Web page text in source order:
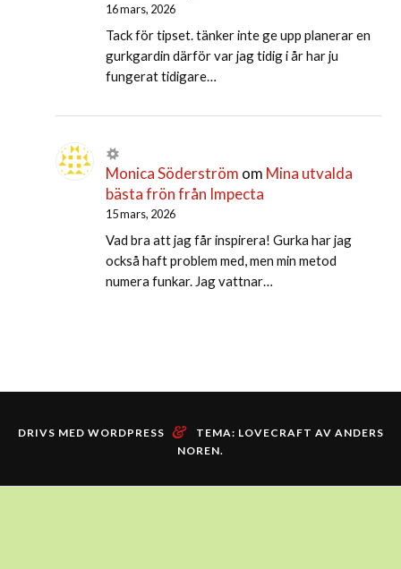
16 mars, 2026
Tack för tipset. tänker inte ge upp planerar en
gurkgardin därför var jag tidig i år har ju
fungerat tidigare…
Monica Söderström om Mina utvalda
bästa frön från Impecta
15 mars, 2026
Vad bra att jag får inspirera! Gurka har jag
också haft problem med, men min metod
numera funkar. Jag vattnar…
DRIVS MED WORDPRESS & TEMA: LOVECRAFT AV ANDERS
NOREN.